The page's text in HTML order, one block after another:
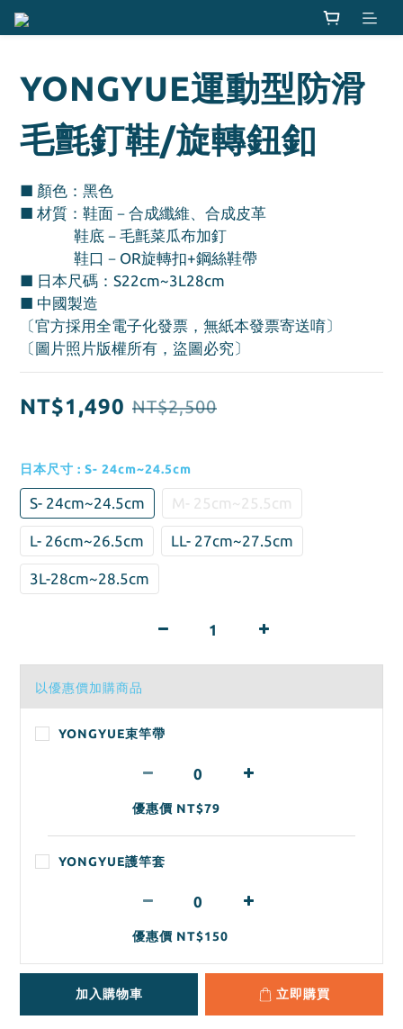
YONGYUE運動型防滑
毛氈釘鞋/旋轉鈕釦
■ 顏色：黑色
■ 材質：鞋面－合成纖維、合成皮革
               鞋底－毛氈菜瓜布加釘
               鞋口－OR旋轉扣+鋼絲鞋帶
■ 日本尺碼：S22cm~3L28cm
■ 中國製造
〔官方採用全電子化發票，無紙本發票寄送唷〕
〔圖片照片版權所有，盜圖必究〕
NT$1,490 NT$2,500
日本尺寸 : S- 24cm~24.5cm
S- 24cm~24.5cm M- 25cm~25.5cm
L- 26cm~26.5cm LL- 27cm~27.5cm
3L-28cm~28.5cm
以優惠價加購商品
YONGYUE束竿帶
優惠價 NT$79
YONGYUE護竿套
優惠價 NT$150
加入購物車 立即購買